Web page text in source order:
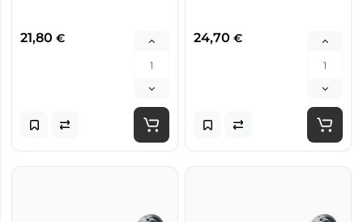
21,80 € 24,70 €